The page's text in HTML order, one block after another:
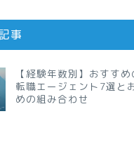
事
【経験年数別】おすす
転職エージェント7選と
めの組み合わせ